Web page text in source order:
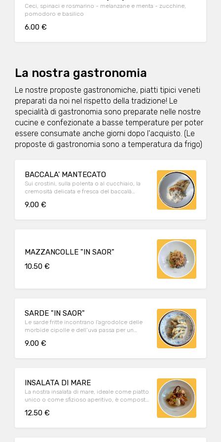
Ceci, spinaci e rosmarino - melanzane e menta - zucchine,
pomodoro e basilico
6.00 €
La nostra gastronomia
Le nostre proposte gastronomiche, piatti tipici veneti
preparati da noi nel rispetto della tradizione! Le
specialità di gastronomia sono preparate nelle nostre
cucine e confezionate a basse temperature per poter
essere consumate anche giorni dopo l'acquisto. (Le
proposte di gastronomia sono a temperatura da frigo)
BACCALA' MANTECATO
Sui crostini, sulla polenta o al cucchiaio, la
cremosità delicata e fresca del baccalà
9.00 €
MAZZANCOLLE "IN SAOR"
10.50 €
SARDE "IN SAOR"
Le sarde fritte incontrano l’agrodolce delle
morbide cipolle e dell’uva passa per un
9.00 €
INSALATA DI MARE
La nostra insalata di mare, ideale come piatto
unico o come sfizioso aperitivo, è composta
12.50 €